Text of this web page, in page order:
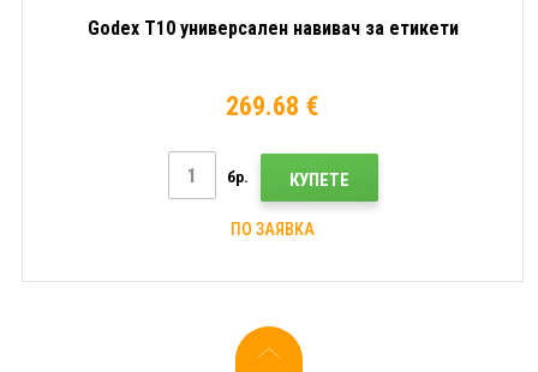
Godex T10 универсален навивач за етикети
269.68 €
бр. КУПЕТЕ
ПО ЗАЯВКА